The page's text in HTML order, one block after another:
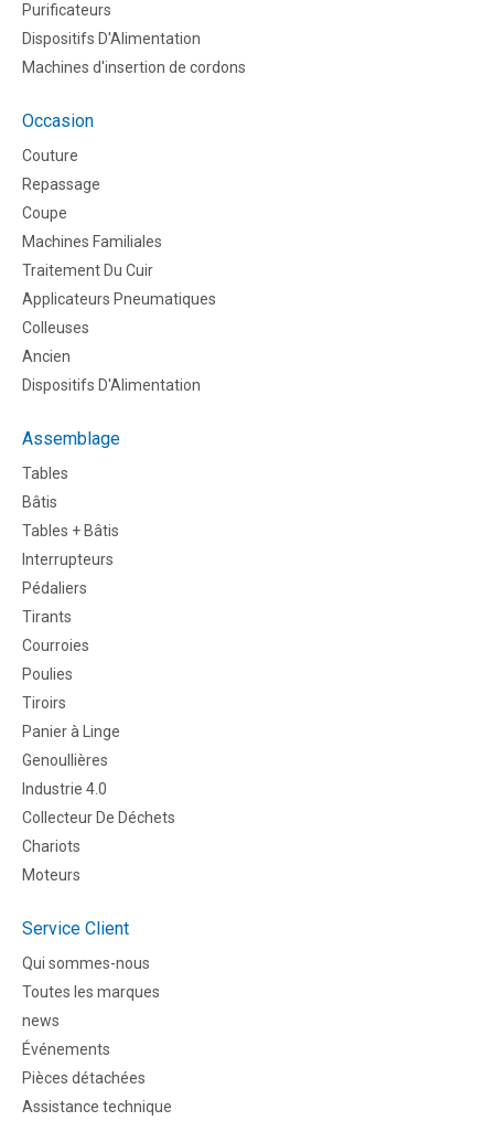
Purificateurs
Dispositifs D'Alimentation
Machines d'insertion de cordons
Occasion
Couture
Repassage
Coupe
Machines Familiales
Traitement Du Cuir
Applicateurs Pneumatiques
Colleuses
Ancien
Dispositifs D'Alimentation
Assemblage
Tables
Bâtis
Tables + Bâtis
Interrupteurs
Pédaliers
Tirants
Courroies
Poulies
Tiroirs
Panier à Linge
Genoullières
Industrie 4.0
Collecteur De Déchets
Chariots
Moteurs
Service Client
Qui sommes-nous
Toutes les marques
news
Événements
Pièces détachées
Assistance technique